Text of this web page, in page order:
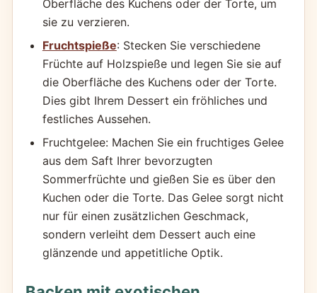
Oberfläche des Kuchens oder der Torte, um
sie zu verzieren.
Fruchtspieße: Stecken Sie verschiedene
Früchte auf Holzspieße und legen Sie sie auf
die Oberfläche des Kuchens oder der Torte.
Dies gibt Ihrem Dessert ein fröhliches und
festliches Aussehen.
Fruchtgelee: Machen Sie ein fruchtiges Gelee
aus dem Saft Ihrer bevorzugten
Sommerfrüchte und gießen Sie es über den
Kuchen oder die Torte. Das Gelee sorgt nicht
nur für einen zusätzlichen Geschmack,
sondern verleiht dem Dessert auch eine
glänzende und appetitliche Optik.